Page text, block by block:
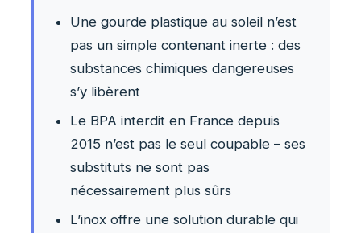
Une gourde plastique au soleil n’est
pas un simple contenant inerte : des
substances chimiques dangereuses
s’y libèrent
Le BPA interdit en France depuis
2015 n’est pas le seul coupable – ses
substituts ne sont pas
nécessairement plus sûrs
L’inox offre une solution durable qui